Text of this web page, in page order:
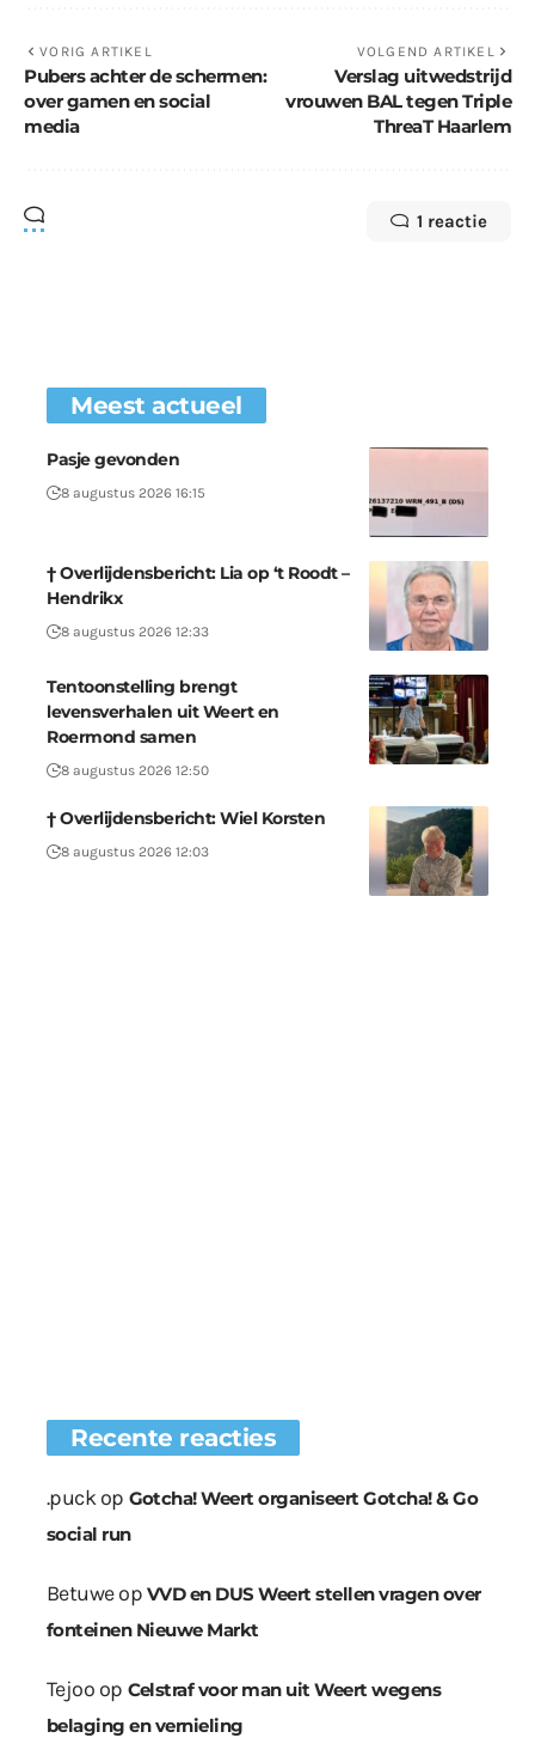
VORIG ARTIKEL
Pubers achter de schermen:
over gamen en social
media
VOLGEND ARTIKEL
Verslag uitwedstrijd
vrouwen BAL tegen Triple
ThreaT Haarlem
1 reactie
Meest actueel
Pasje gevonden
8 augustus 2026 16:15
† Overlijdensbericht: Lia op ‘t Roodt –
Hendrikx
8 augustus 2026 12:33
Tentoonstelling brengt
levensverhalen uit Weert en
Roermond samen
8 augustus 2026 12:50
† Overlijdensbericht: Wiel Korsten
8 augustus 2026 12:03
Recente reacties
.puckop Gotcha! Weert organiseert Gotcha! & Go
social run
Betuweop VVD en DUS Weert stellen vragen over
fonteinen Nieuwe Markt
Tejoo op Celstraf voor man uit Weert wegens
belaging en vernieling